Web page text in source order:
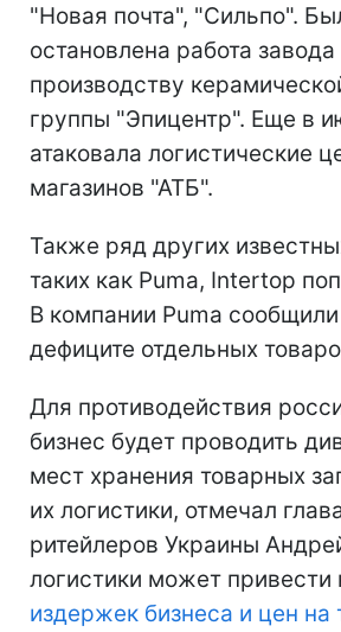
"Новая почта", "Сильпо".
остановлена работа завода
производству
группы "Эпицентр". Еще в
атаковала логистические
магазинов "АТБ".
Также ряд других
таких как Puma, Intertop
В компании Puma
дефиците отдельных
Для противодействия
бизнес будет проводить
мест хранения товарных
их логистики, отмечал
ритейлеров Украины
логистики может привести
издержек бизнеса и цен на